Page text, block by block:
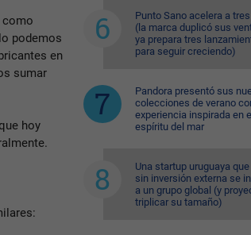
como
podemos
en
sumar
hoy
Punto Sano acelera a
(la marca duplicó sus
ya prepara tres
para seguir creciendo)
Pandora presentó sus
colecciones de verano
experiencia inspirada en el
espíritu del mar
Una startup uruguaya
sin inversión externa se
a un grupo global (y
triplicar su tamaño)